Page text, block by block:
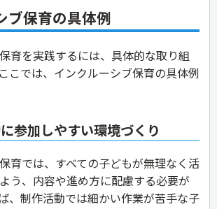
ブ保育の具体例
育を実践するには、具体的な取り組
こでは、インクルーシブ保育の具体例
参加しやすい環境づくり
育では、すべての子どもが無理なく活
う、内容や進め方に配慮する必要が
、制作活動では細かい作業が苦手な子